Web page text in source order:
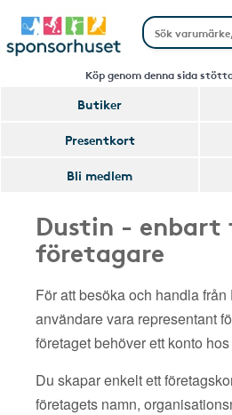
Köp genom denna sida
Butiker
Presentkort
Bli medlem
Dustin - enbart
företagare
För att besöka och handla
användare vara representant
företaget behöver ett konto
Du skapar enkelt ett
företagets namn,